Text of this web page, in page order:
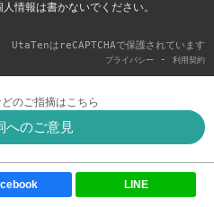
情報は書かないでください。
UtaTenはreCAPTCHAで保護されています
プライバシー - 利用契約
のご指摘はこちら
へのご意見
LINE